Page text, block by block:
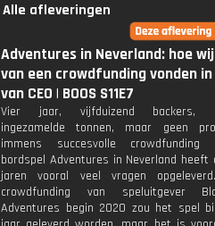
Alle afleveringen
Adventures in Neverland: hoe
van een crowdfunding vonden
van CEO | BOOS S11E7
Vier jaar, vijfduizend backers,
ingezamelde tonnen, maar geen
immens succesvolle
bordspel Adventures in Neverland heeft
jaren vooral veel vragen
crowdfunding van speluitgever
Adventures begin 2020 zou het spel